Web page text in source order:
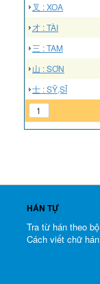
叉 : XOA
才 : TÀI
三 : TAM
山 : SƠN
士 : SỸ,SĨ
1
HÁN TỰ
Tra từ hán theo bộ
Cách viết chữ hán